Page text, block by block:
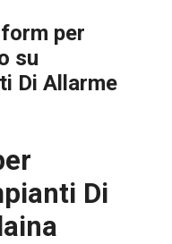
per
su
Di Allarme
Di